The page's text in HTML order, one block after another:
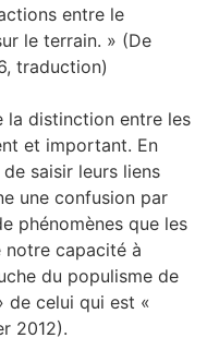
entre le
le terrain. » (De
traduction)
la distinction entre les
et important. En
saisir leurs liens
une confusion par
phénomènes que les
capacité à
du populisme de
de celui qui est «
2012).